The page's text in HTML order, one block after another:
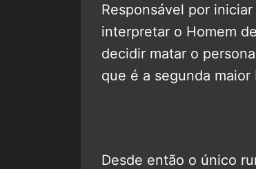
Responsável por
interpretar o Homem
decidir matar o
que é a segunda
Desde então o único